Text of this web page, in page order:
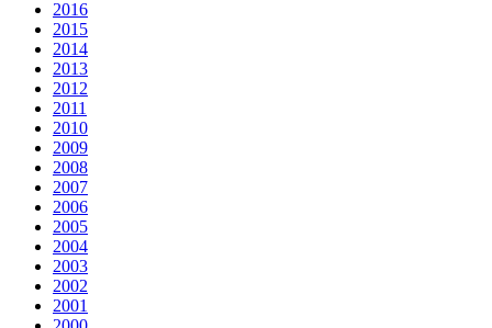
2016
2015
2014
2013
2012
2011
2010
2009
2008
2007
2006
2005
2004
2003
2002
2001